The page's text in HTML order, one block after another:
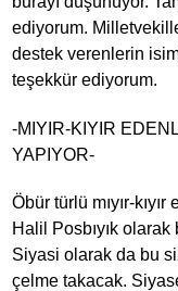
ediyorum.
destek verenlerin
teşekkür ediyorum.
-MIYIR-KIYIR
YAPIYOR-
Öbür türlü mıyır-
Halil Posbıyık
Siyasi olarak da bu
çelme takacak.